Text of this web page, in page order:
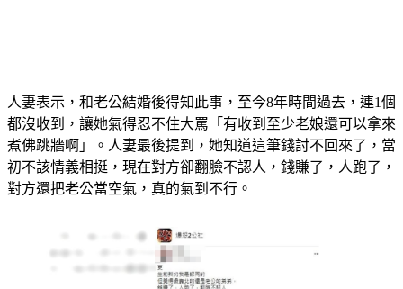
人妻表示，和老公結婚後得知此事，至今8年時間過去，連1個
都沒收到，讓她氣得忍不住大罵「有收到至少老娘還可以拿來
煮佛跳牆啊」。人妻最後提到，她知道這筆錢討不回來了，當
初不該情義相挺，現在對方卻翻臉不認人，錢賺了，人跑了，